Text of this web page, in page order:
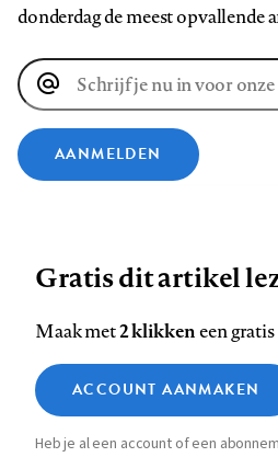
donderdag de meest opvallende
E-
mailadres
AANMELDEN
ons
op
Facebook
ons
op
LinkedIn
ons
op
Bluesky
ons
op
Instagram
Footer
navigation
Contact Colofon Disclaimer
Medische
Zie onze cookie policy
Analytische cookies
Marketing cookies
Gratis dit artikel
Maak met2 klikkeneen
ACCOUNT AANMAKEN
Heb je al een account of een